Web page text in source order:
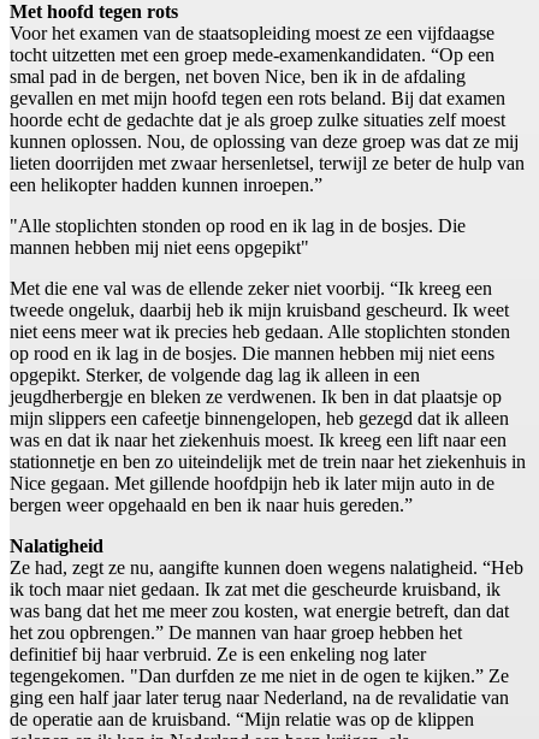
Met hoofd tegen rots
Voor het examen van de staatsopleiding moest ze een vijfdaagse
tocht uitzetten met een groep mede-examenkandidaten. “Op een
smal pad in de bergen, net boven Nice, ben ik in de afdaling
gevallen en met mijn hoofd tegen een rots beland. Bij dat examen
hoorde echt de gedachte dat je als groep zulke situaties zelf moest
kunnen oplossen. Nou, de oplossing van deze groep was dat ze mij
lieten doorrijden met zwaar hersenletsel, terwijl ze beter de hulp van
een helikopter hadden kunnen inroepen.”
"Alle stoplichten stonden op rood en ik lag in de bosjes. Die
mannen hebben mij niet eens opgepikt"
Met die ene val was de ellende zeker niet voorbij. “Ik kreeg een
tweede ongeluk, daarbij heb ik mijn kruisband gescheurd. Ik weet
niet eens meer wat ik precies heb gedaan. Alle stoplichten stonden
op rood en ik lag in de bosjes. Die mannen hebben mij niet eens
opgepikt. Sterker, de volgende dag lag ik alleen in een
jeugdherbergje en bleken ze verdwenen. Ik ben in dat plaatsje op
mijn slippers een cafeetje binnengelopen, heb gezegd dat ik alleen
was en dat ik naar het ziekenhuis moest. Ik kreeg een lift naar een
stationnetje en ben zo uiteindelijk met de trein naar het ziekenhuis in
Nice gegaan. Met gillende hoofdpijn heb ik later mijn auto in de
bergen weer opgehaald en ben ik naar huis gereden.”
Nalatigheid
Ze had, zegt ze nu, aangifte kunnen doen wegens nalatigheid. “Heb
ik toch maar niet gedaan. Ik zat met die gescheurde kruisband, ik
was bang dat het me meer zou kosten, wat energie betreft, dan dat
het zou opbrengen.” De mannen van haar groep hebben het
definitief bij haar verbruid. Ze is een enkeling nog later
tegengekomen. "Dan durfden ze me niet in de ogen te kijken.” Ze
ging een half jaar later terug naar Nederland, na de revalidatie van
de operatie aan de kruisband. “Mijn relatie was op de klippen